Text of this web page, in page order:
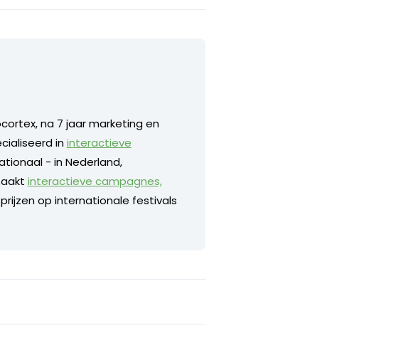
na 7 jaar marketing en
ininteractieve
- in Nederland,
interactieve campagnes,
op internationale festivals